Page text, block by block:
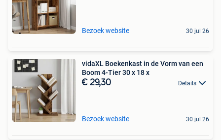
Bezoek website 30 jul 26
vidaXL Boekenkast in de Vorm van een
Boom 4-Tier 30 x 18 x
€ 29,30 Details
Bezoek website 30 jul 26